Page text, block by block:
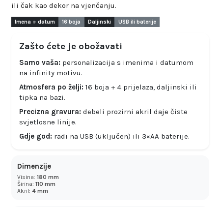
ili čak kao dekor na vjenčanju.
Imena + datum 16 boja Daljinski USB ili baterije
Zašto ćete je obožavati
Samo vaša:personalizacija s imenima i datumom
na infinity motivu.
Atmosfera po želji:16 boja + 4 prijelaza, daljinski ili
tipka na bazi.
Precizna gravura:debeli prozirni akril daje čiste
svjetlosne linije.
Gdje god:radi na USB (uključen) ili 3×AA baterije.
Dimenzije
Visina: 180 mm
Širina: 110 mm
Akril: 4 mm